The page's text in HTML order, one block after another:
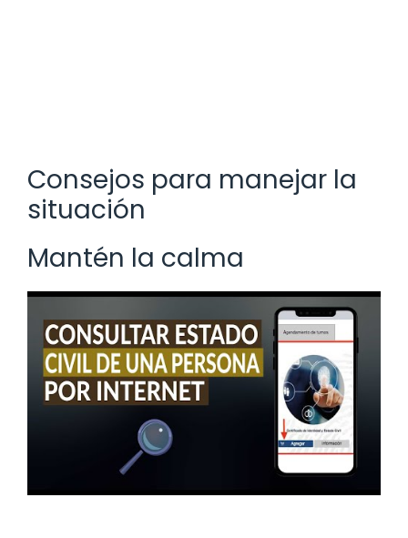
Consejos para manejar la
situación
Mantén la calma